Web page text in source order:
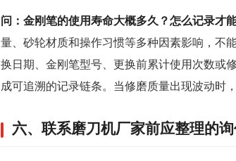
问：金刚笔的使用寿命大概多久？怎么记录才
量、砂轮材质和操作习惯等多种因素影响，不
换日期、金刚笔型号、更换前累计使用次数或
成可追溯的记录链条。当修磨质量出现波动时
六、联系磨刀机厂家前应整理的